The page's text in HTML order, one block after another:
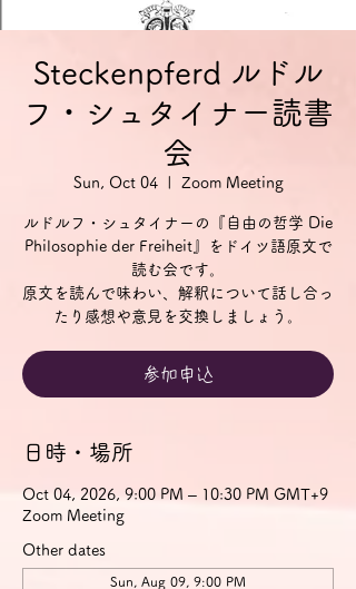
Steckenpferd ルドル
フ・シュタイナー読書
会
Sun, Oct 04
  |
Zoom Meeting
ルドルフ・シュタイナーの『自由の哲学 Die
Philosophie der Freiheit』をドイツ語原文で
読む会です。
原文を読んで味わい、解釈について話し合っ
参加申込
日時・場所
Oct 04, 2026, 9:00 PM – 10:30 PM GMT+9
Zoom Meeting
Other dates
Sun, Aug 09, 9:00 PM